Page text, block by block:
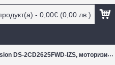
- 0,00€ (0,00 лв.)
IZS, моторизиран 2.8-12mm,IR 50m